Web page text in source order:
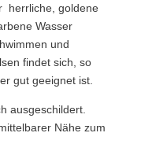
herrliche, goldene
Wasser
und
findet sich, so
gut geeignet ist.
ausgeschildert.
Nähe zum